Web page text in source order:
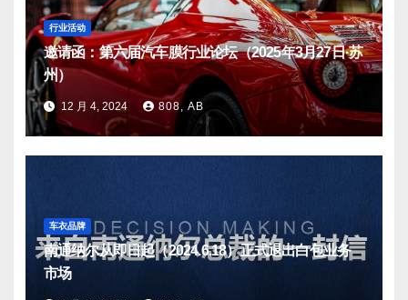
行业活动
邀请函：第六届汽车膜行业论坛（2025年3月27日·苏
州）
12 月 4, 2024 808, AB
车衣品牌
南通纳尔从即日起（2024.6.18）正式退出白包业务
市场